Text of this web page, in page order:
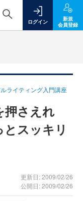
ログイン
新規
会員登録
ライティング入門講座
押さえれ
スッキリ
更新日: 2009/02/26
公開日: 2009/02/26